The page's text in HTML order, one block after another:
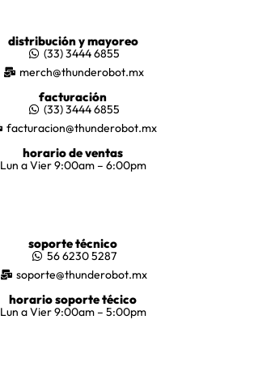
distribución y mayoreo
(33) 3444 6855
merch@thunderobot.mx
facturación
(33) 3444 6855
facturacion@thunderobot.mx
horario de ventas
Lun a Vier 9:00am – 6:00pm
soporte técnico
56 6230 5287
soporte@thunderobot.mx
horario soporte técico
Lun a Vier 9:00am – 5:00pm